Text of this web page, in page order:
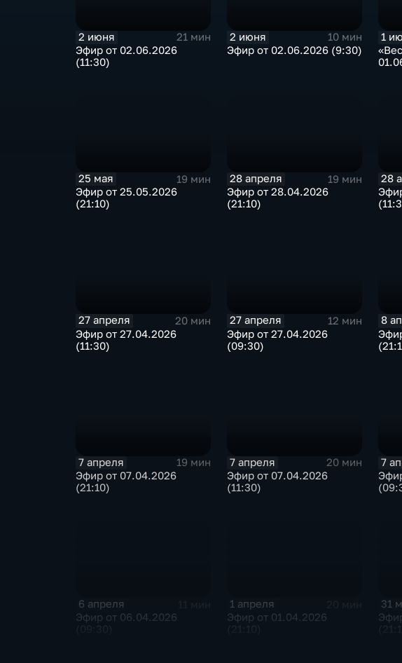
2 июня
21 мин
Эфир от 02.06.2026
(11:30)
2 июня
10 мин
Эфир от 02.06.2026 (9:30)
1
25 мая
19 мин
Эфир от 25.05.2026
(21:10)
28 апреля
19 мин
Эфир от 28.04.2026
(21:10)
28
27 апреля
20 мин
Эфир от 27.04.2026
(11:30)
27 апреля
12 мин
Эфир от 27.04.2026
(09:30)
8
7 апреля
19 мин
Эфир от 07.04.2026
(21:10)
7 апреля
20 мин
Эфир от 07.04.2026
(11:30)
7
6 апреля
Эфир от 06.04.2026
1 апреля
Эфир от 01.04.2026
31